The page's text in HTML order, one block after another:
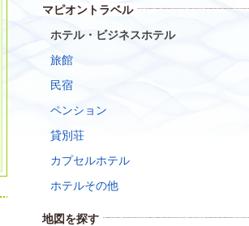
マピオントラベル
ホテル・ビジネスホテル
旅館
民宿
ペンション
貸別荘
カプセルホテル
ホテルその他
地図を探す